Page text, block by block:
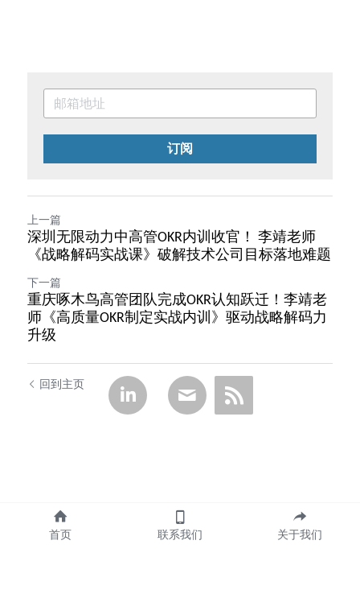
订阅
上一篇
深圳无限动力中高管OKR内训收官！ 李靖老师
《战略解码实战课》破解技术公司目标落地难题
下一篇
重庆啄木鸟高管团队完成OKR认知跃迁！李靖老
师《高质量OKR制定实战内训》驱动战略解码力
升级
回到主页
首页 联系我们 关于我们